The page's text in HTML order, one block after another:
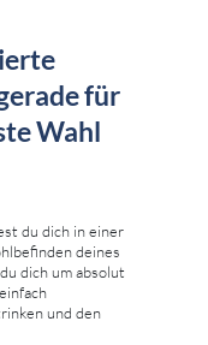
für
Wahl
du dich in einer
deines
dich um absolut
und den